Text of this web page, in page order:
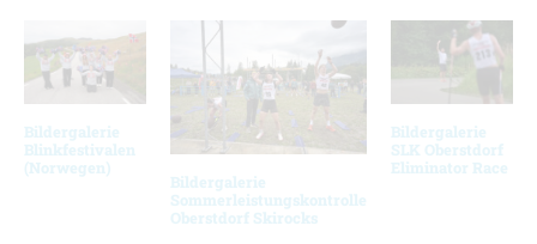
Bildergalerie
Blinkfestivalen
(Norwegen)
Bildergalerie
Sommerleistungskontrolle
Oberstdorf Skirocks
Bildergalerie
SLK Oberstdorf
Eliminator Race